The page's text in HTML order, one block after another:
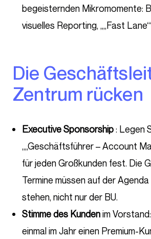
begeisternden Mikromomente:
visuelles Reporting, „„Fast
Die Geschäftsleitung ins
Zentrum rücken
Executive Sponsorship: Legen
„„Geschäftsführer – Account
für jeden Großkunden fest. Die
Termine müssen auf der
stehen, nicht nur der BU.
Stimme des Kundenim
einmal im Jahr einen Premium-